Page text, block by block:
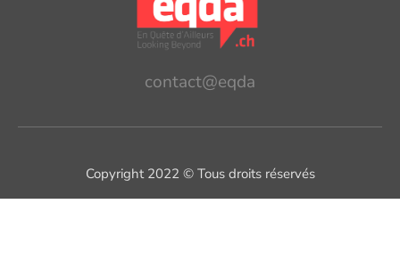
contact@eqda
Copyright 2022 © Tous droits réservés